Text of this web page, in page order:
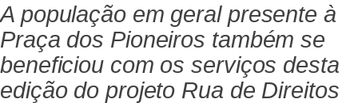
A população em geral presente à
Praça dos Pioneiros também se
beneficiou com os serviços desta
edição do projeto Rua de Direitos